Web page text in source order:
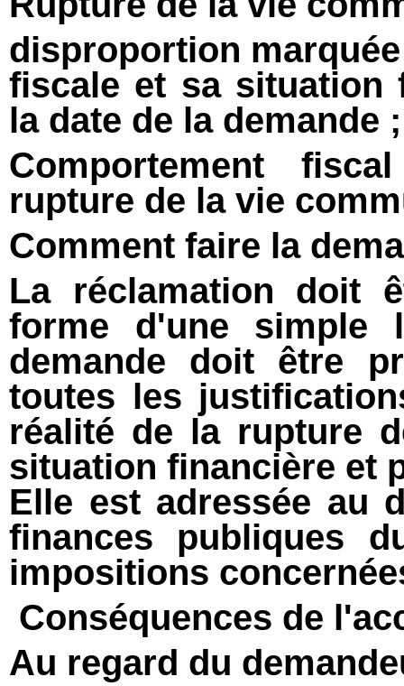
disproportion
fiscale et sa situation
la date de la demande ;
Comportement
rupture de la vie
Comment faire la
La réclamation doit
forme d'une simple
demande doit être
toutes les
réalité de la rupture
situation financière et
Elle est adressée au
finances publiques
impositions
Conséquences de
Au regard du